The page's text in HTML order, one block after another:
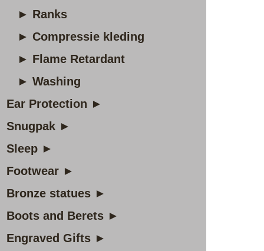
► Ranks
► Compressie kleding
► Flame Retardant
► Washing
Ear Protection ►
Snugpak ►
Sleep ►
Footwear ►
Bronze statues ►
Boots and Berets ►
Engraved Gifts ►